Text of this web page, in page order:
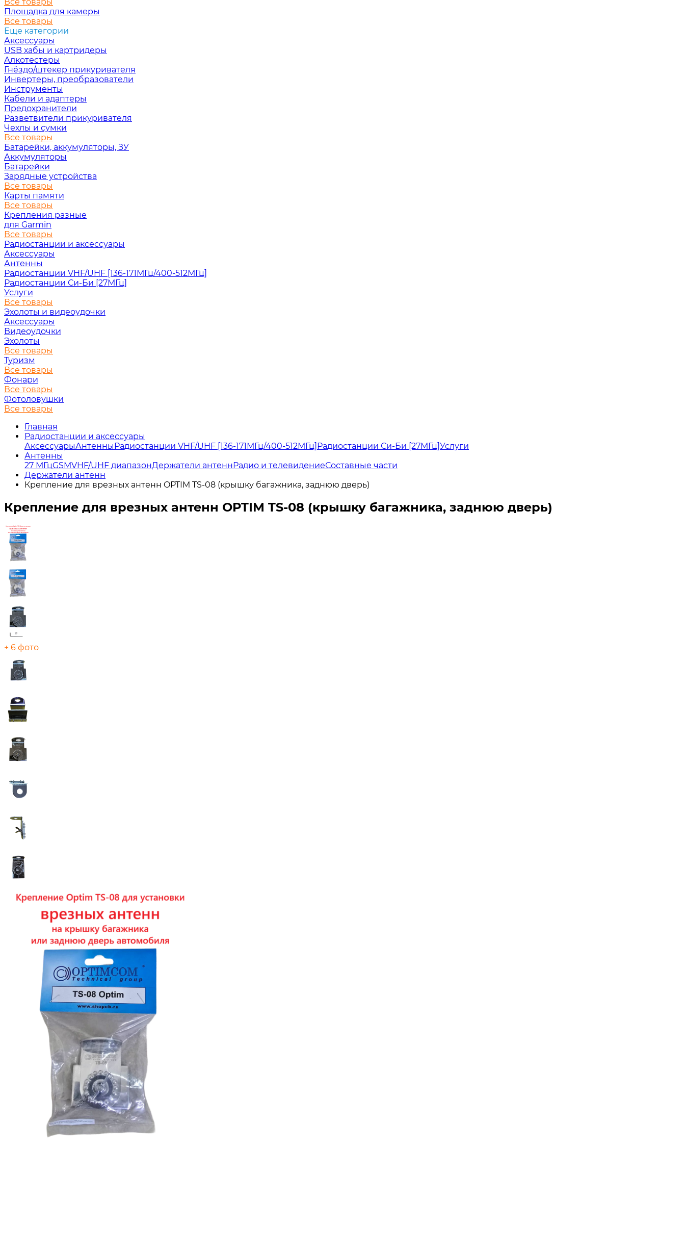
Площадка для камеры
Все товары
Еще категории
Аксессуары
USB хабы и картридеры
Алкотестеры
Гнёздо/штекер прикуривателя
Инвертеры, преобразователи
Инструменты
Кабели и адаптеры
Предохранители
Разветвители прикуривателя
Чехлы и сумки
Все товары
Батарейки, аккумуляторы, ЗУ
Аккумуляторы
Батарейки
Зарядные устройства
Все товары
Карты памяти
Все товары
Крепления разные
для Garmin
Все товары
Радиостанции и аксессуары
Аксессуары
Антенны
Радиостанции VHF/UHF [136-171МГц/400-512МГц]
Радиостанции Си-Би [27МГц]
Услуги
Все товары
Эхолоты и видеоудочки
Аксессуары
Видеоудочки
Эхолоты
Все товары
Туризм
Все товары
Фонари
Все товары
Фотоловушки
Все товары
Главная
Радиостанции и аксессуары
АксессуарыАнтенныРадиостанции VHF/UHF [136-171МГц/400-512МГц]Радиостанции Си-Би [27МГц]Услуги
Антенны
27 МГцGSMVHF/UHF диапазонДержатели антеннРадио и телевидениеСоставные части
Держатели антенн
Крепление для врезных антенн OPTIM TS-08 (крышку багажника, заднюю дверь)
Крепление для врезных антенн OPTIM TS-08 (крышку багажника, заднюю дверь)
+ 6 фото